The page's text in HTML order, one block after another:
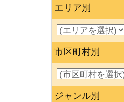
エリア別
市区町村別
ジャンル別